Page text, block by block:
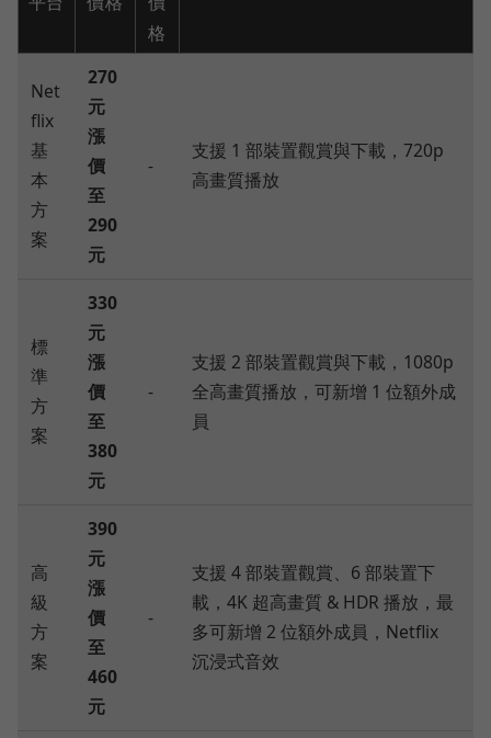
格
Net
flix
基
本
方
案
270
元
漲
價
至
290
元
-
支援 1 部裝置觀賞與下載，720p
高畫質播放
標
準
方
案
330
元
漲
價
至
380
元
-
支援 2 部裝置觀賞與下載，1080p
全高畫質播放，可新增 1 位額外成
員
高
級
方
案
390
元
漲
價
至
460
元
-
支援 4 部裝置觀賞、6 部裝置下
載，4K 超高畫質 & HDR 播放，最
多可新增 2 位額外成員，Netflix
沉浸式音效